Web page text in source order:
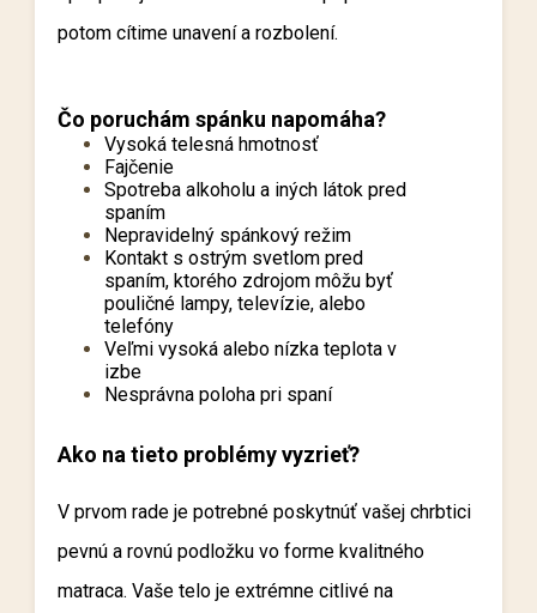
potom cítime unavení a rozbolení.
Čo poruchám spánku napomáha?
Vysoká telesná hmotnosť
Fajčenie
Spotreba alkoholu a iných látok pred
spaním
Nepravidelný spánkový režim
Kontakt s ostrým svetlom pred
spaním, ktorého zdrojom môžu byť
pouličné lampy, televízie, alebo
telefóny
Veľmi vysoká alebo nízka teplota v
izbe
Nesprávna poloha pri spaní
Ako na tieto problémy vyzrieť?
V prvom rade je potrebné poskytnúť vašej chrbtici
pevnú a rovnú podložku vo forme kvalitného
matraca. Vaše telo je extrémne citlivé na